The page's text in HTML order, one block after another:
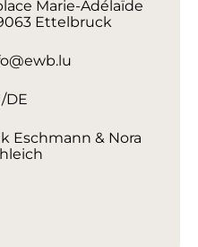
Marie-Adélaïde
Ettelbruck
DE
Eschmann & Nora